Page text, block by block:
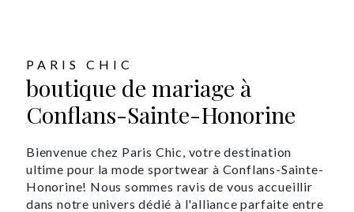
PARIS CHIC
boutique de mariage à
Conflans-Sainte-Honorine
Bienvenue chez Paris Chic, votre destination
ultime pour la mode sportwear à Conflans-Sainte-
Honorine! Nous sommes ravis de vous accueillir
dans notre univers dédié à l'alliance parfaite entre